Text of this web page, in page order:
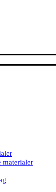
materialer